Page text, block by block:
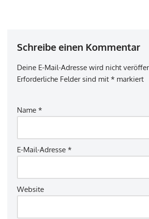
Schreibe einen Kommentar
Deine E-Mail-Adresse wird nicht
Erforderliche Felder sind mit * markiert
Name *
E-Mail-Adresse *
Website